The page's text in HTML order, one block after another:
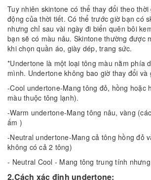
Tuy nhiên skintone có thể thay đổi theo
động của thời tiết. Có thể trước giờ bạn có
nhưng chỉ sau vài ngày đi biển quên bôi
bạn sẽ có màu nâu. Skintone thường được
khi chọn quần áo, giày dép, trang sức.
*Undertone là một loại tông màu nằm phía
mình. Undertone không bao giờ thay đổi và
-Cool undertone-Mang tông đỏ, hồng hoặc
màu thuộc tông lạnh).
-Warm undertone-Mang tông nâu, vàng
ấm )
-Neutral undertone-Mang cả tông hồng đỏ
không có cả 2 tông)
- Neutral Cool - Mang tông trung tính
2.Cách xác định undertone: